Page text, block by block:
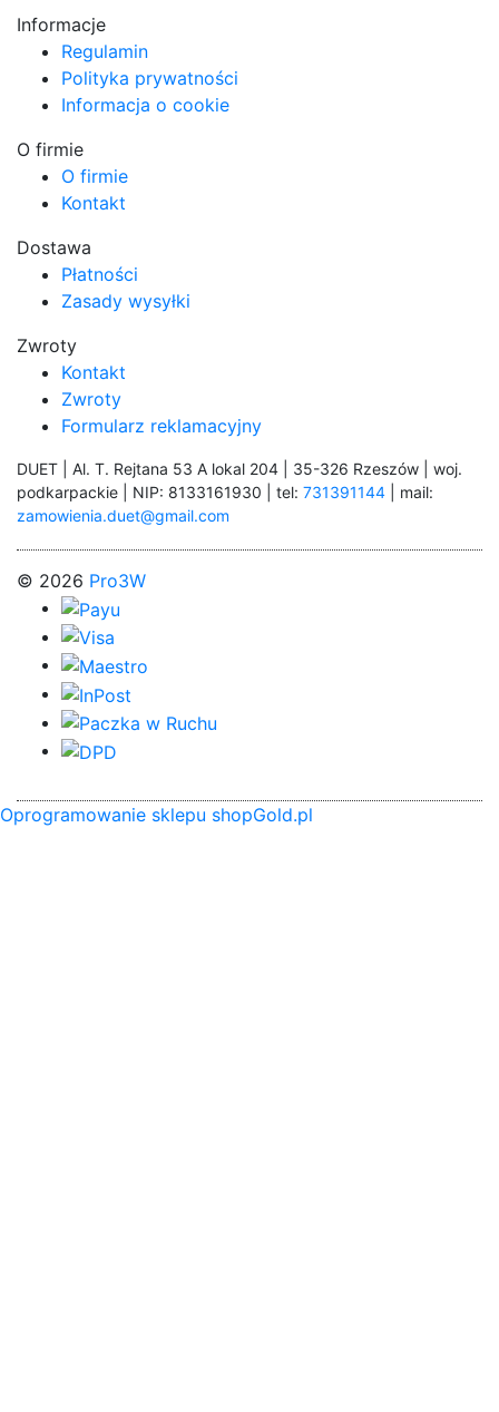
Informacje
Regulamin
Polityka prywatności
Informacja o cookie
O firmie
O firmie
Kontakt
Dostawa
Płatności
Zasady wysyłki
Zwroty
Kontakt
Zwroty
Formularz reklamacyjny
DUET | Al. T. Rejtana 53 A lokal 204 | 35-326 Rzeszów | woj.
podkarpackie | NIP: 8133161930 | tel: 731391144 | mail:
zamowienia.duet@gmail.com
© 2026 Pro3W
Oprogramowanie sklepu shopGold.pl